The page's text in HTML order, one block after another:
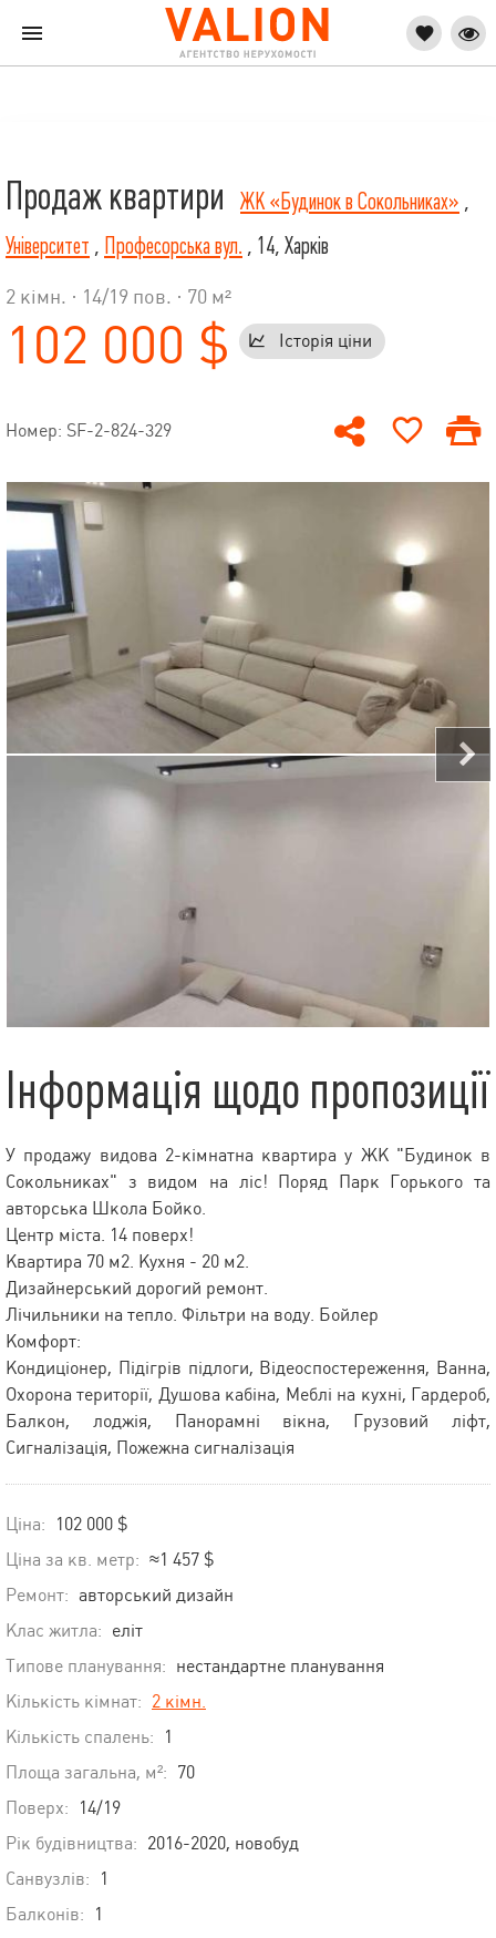
Продаж квартири ЖК «Будинок в Сокольниках» ,
Університет , Професорська вул. , 14, Харків
2 кімн. · 14/19 пов. · 70 м²
102 000 $ Історія ціни
Номер: SF-2-824-329
Інформація щодо пропозиції
У продажу видова 2-кімнатна квартира у ЖК "Будинок в
Сокольниках" з видом на ліс! Поряд Парк Горького та
авторська Школа Бойко.
Центр міста. 14 поверх!
Квартира 70 м2. Кухня - 20 м2.
Дизайнерський дорогий ремонт.
Лічильники на тепло. Фільтри на воду. Бойлер
Комфорт:
Кондиціонер, Підігрів підлоги, Відеоспостереження, Ванна,
Охорона території, Душова кабіна, Меблі на кухні, Гардероб,
Балкон, лоджія, Панорамні вікна, Грузовий ліфт,
Сигналізація, Пожежна сигналізація
Ціна:
102 000 $
Ціна за кв. метр: ≈1 457 $
Ремонт: авторський дизайн
Клас житла: еліт
Типове планування: нестандартне планування
Кількість кімнат: 2 кімн.
Кількість спалень:
1
Площа загальна, м²: 70
Поверх:
14/19
Рік будівництва: 2016-2020, новобуд
Санвузлів:
1
Балконів:
1